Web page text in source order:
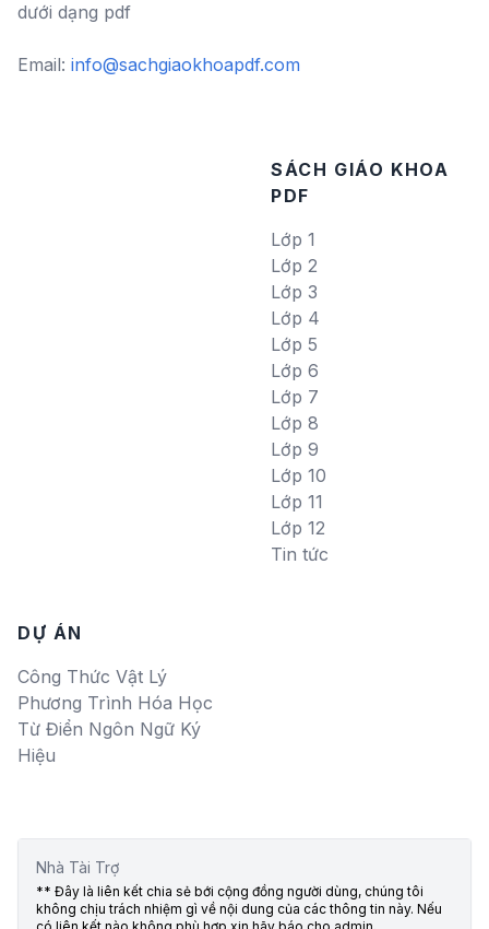
dưới dạng pdf
Email: info@sachgiaokhoapdf.com
SÁCH GIÁO KHOA
PDF
Lớp 1
Lớp 2
Lớp 3
Lớp 4
Lớp 5
Lớp 6
Lớp 7
Lớp 8
Lớp 9
Lớp 10
Lớp 11
Lớp 12
Tin tức
DỰ ÁN
Công Thức Vật Lý
Phương Trình Hóa Học
Từ Điển Ngôn Ngữ Ký
Hiệu
Nhà Tài Trợ
** Đây là liên kết chia sẻ bới cộng đồng người dùng, chúng tôi
không chịu trách nhiệm gì về nội dung của các thông tin này. Nếu